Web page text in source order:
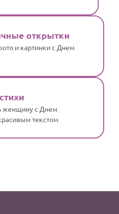
открытки
и картинки с Днем
женщину с Днем
текстом